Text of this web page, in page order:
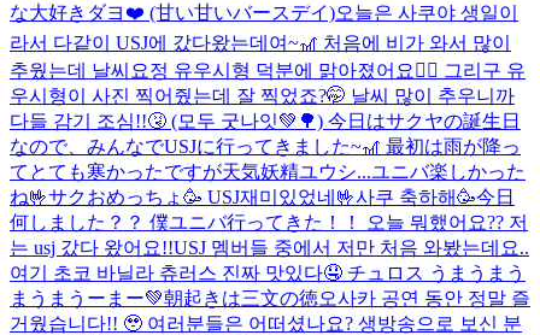
な大好きダヨ❤️ (甘い甘いバースデイ)오늘은 사쿠야 생일이
라서 다같이 USJ에 갔다왔는데여~🎢 처음에 비가 와서 많이
추웠는데 날씨요정 유우시형 덕분에 맑아졌어요🧚‍♂️ 그리구 유
우시형이 사진 찍어줬는데 잘 찍었죠?🤭 날씨 많이 추우니까
다들 감기 조심!!🤧 (모두 굿나잇💚🌳) 今日はサクヤの誕生日
なので、みんなでUSJに行ってきました~🎢 最初は雨が降っ
てとても寒かったですが天気妖精ユウシ...ユニバ楽しかった
ね🤟サクおめっちょ🥳 USJ재미있었네🤟사쿠 축하해🥳今日
何しました？？ 僕ユニバ行ってきた！！ 오늘 뭐했어요?? 저
는 usj 갔다 왔어요!!USJ 멤버들 중에서 저만 처음 와봤는데요..
여기 초코 바닐라 츄러스 진짜 맛있다🤤 チュロス うまうまう
まうまうーまー💚朝起きは三文の徳오사카 공연 동안 정말 즐
거웠습니다!! 🥹 여러분들은 어떠셨나요? 생방송으로 보신 분